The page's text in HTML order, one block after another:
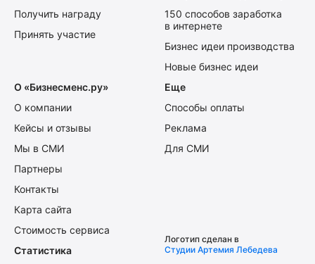
Получить награду
Принять участие
150 способов заработка
в интернете
Бизнес идеи производства
Новые бизнес идеи
О «Бизнесменс.ру»
О компании
Кейсы и отзывы
Мы в СМИ
Партнеры
Контакты
Карта сайта
Стоимость сервиса
Еще
Способы оплаты
Реклама
Для СМИ
Статистика
Логотип сделан в
Студии Артемия Лебедева